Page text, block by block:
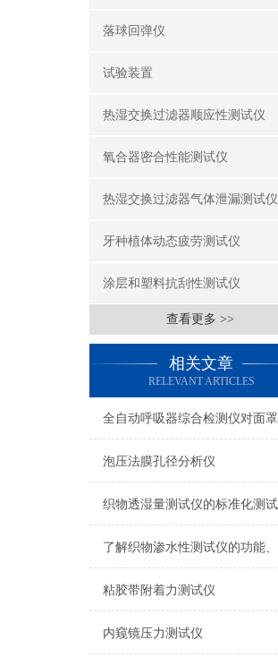
落球回弹仪
试验装置
热湿交换过滤器顺应性测试仪
氧合器密合性能测试仪
热湿交换过滤器气体泄漏测试仪
牙种植体动态疲劳测试仪
涂层和塑料抗刮性测试仪
查看更多 >>
相关文章
RELEVANT ARTICLES
泡压法膜孔径分析仪
粘胶带附着力测试仪
内窥镜压力测试仪